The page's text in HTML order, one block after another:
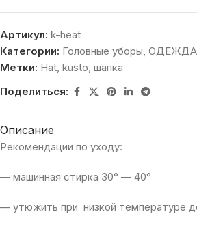
Артикул: k-heat
Категории: Головные уборы ОДЕЖДА
Метки: Hat kusto шапка
Поделиться:
Описание
Рекомендации по уходу:
— машинная стирка 30° — 40°
— утюжить при низкой температуре